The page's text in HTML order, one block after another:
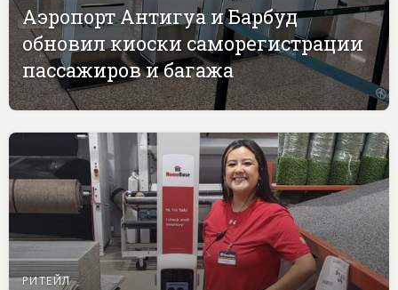
Аэропорт Антигуа и Барбуд
обновил киоски саморегистрации
пассажиров и багажа
РИТЕЙЛ